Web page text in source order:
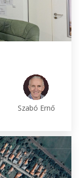
Szabó Ernő